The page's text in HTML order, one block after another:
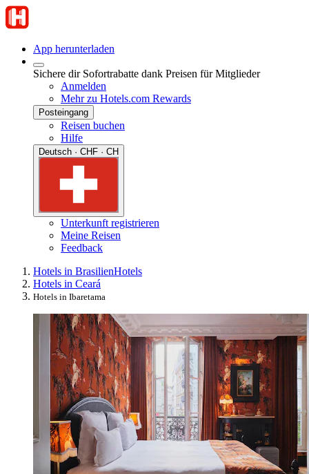
App herunterladen
Sichere dir Sofortrabatte dank Preisen für Mitglieder
Anmelden
Mehr zu Hotels.com Rewards
Posteingang
Reisen buchen
Hilfe
Deutsch · CHF · CH
Unterkunft registrieren
Meine Reisen
Feedback
Hotels in BrasilienHotels
Hotels in Ceará
Hotels in Ibaretama